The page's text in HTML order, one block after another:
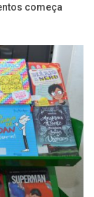
começa